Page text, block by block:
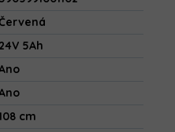
24V 5Ah
cm